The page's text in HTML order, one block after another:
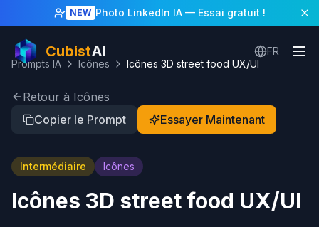
NEW Photo LinkedIn IA— Essai gratuit !
CubistAI
FR
Prompts IA
Icônes Icônes 3D street food UX/UI
Retour à Icônes
Copier le Prompt
Essayer Maintenant
Intermédiaire Icônes
Icônes 3D street food UX/UI